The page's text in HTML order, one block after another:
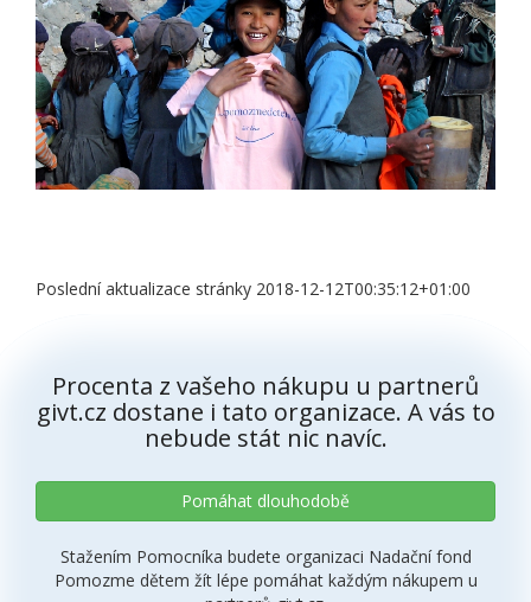
Poslední aktualizace stránky 2018-12-12T00:35:12+01:00
Procenta z vašeho nákupu u partnerů
givt.cz dostane i tato organizace. A vás to
nebude stát nic navíc.
Pomáhat dlouhodobě
Stažením Pomocníka budete organizaci Nadační fond
Pomozme dětem žít lépe pomáhat každým nákupem u